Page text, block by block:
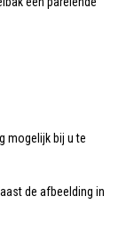
mogelijk bij u te
de afbeelding in